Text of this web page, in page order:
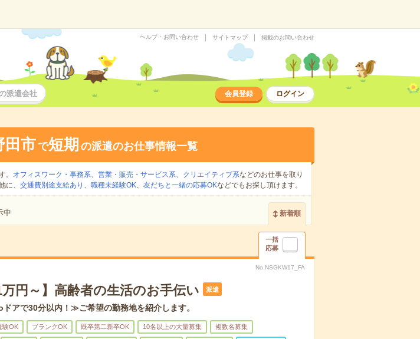
ヘルプ・お問い合わせ サイトマップ 掲載のお問い合わせ
派遣会社 会員登録 ログイン
田市 で短期 の派遣のお仕事情報一覧
。 オフィスワーク・事務系、 営業・販売・サービス系、 クリエイティブ系などのお仕事を取り
に、 交通費別途支給あり 、 職種未経験OK、 友だちと一緒の応募OKなどでもお探し頂けます。
中 新着順
一括
応募
No.NSGKW17_FA
万円～】高齢者の生活のお手伝い 派遣
アで30分以内！≫ご希望の勤務地を紹介します。
験OK ブランクOK 既卒第二新卒OK 10名以上の大量募集 複数名募集